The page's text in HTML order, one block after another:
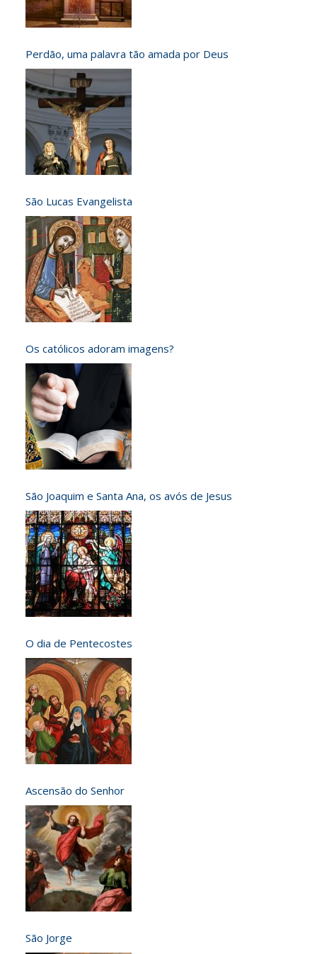
Perdão, uma palavra tão amada por Deus
São Lucas Evangelista
Os católicos adoram imagens?
São Joaquim e Santa Ana, os avós de Jesus
O dia de Pentecostes
Ascensão do Senhor
São Jorge